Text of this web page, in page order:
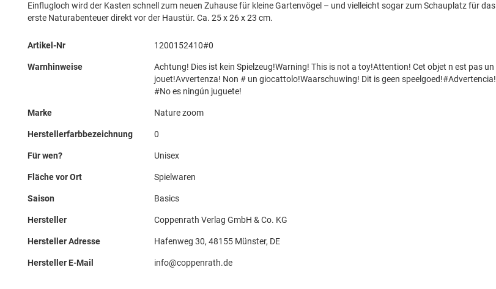
Einflugloch wird der Kasten schnell zum neuen Zuhause für kleine Gartenvögel – und vielleicht sogar zum Schauplatz für das
erste Naturabenteuer direkt vor der Haustür. Ca. 25 x 26 x 23 cm.
Mehr
Artikel-Nr 1200152410#0
Warnhinweise
Achtung! Dies ist kein Spielzeug!Warning! This is not a toy!Attention! Cet objet n est pas un
jouet!Avvertenza! Non # un giocattolo!Waarschuwing! Dit is geen speelgoed!#Advertencia!
#No es ningún juguete!
Marke Nature zoom
Herstellerfarbbezeichnung 0
Für wen? Unisex
Fläche vor Ort Spielwaren
Saison Basics
Hersteller Coppenrath Verlag GmbH & Co. KG
Hersteller Adresse Hafenweg 30, 48155 Münster, DE
Hersteller E-Mail info@coppenrath.de